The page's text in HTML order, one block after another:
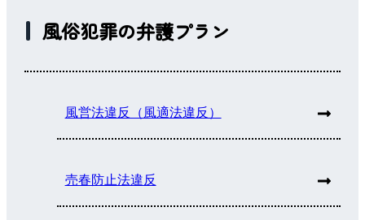
風俗犯罪の弁護プラン
風営法違反（風適法違反）
売春防止法違反